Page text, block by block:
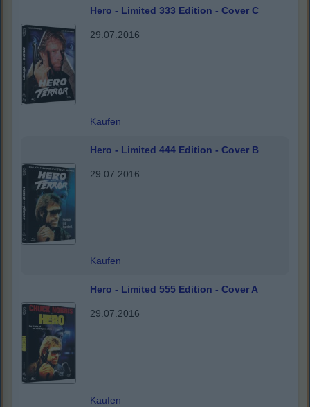
Hero - Limited 333 Edition - Cover C
29.07.2016
Kaufen
Hero - Limited 444 Edition - Cover B
29.07.2016
Kaufen
Hero - Limited 555 Edition - Cover A
29.07.2016
Kaufen